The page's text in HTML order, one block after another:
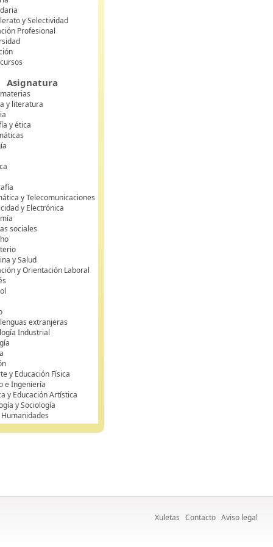
y Selectividad
Profesional
Asignatura
y literatura
y ética
y Telecomunicaciones
y Electrónica
sociales
y Salud
y Orientación Laboral
extranjeras
Industrial
y Educación Física
e Ingeniería
y Educación Artística
y Sociología
Xuletas Contacto Aviso legal